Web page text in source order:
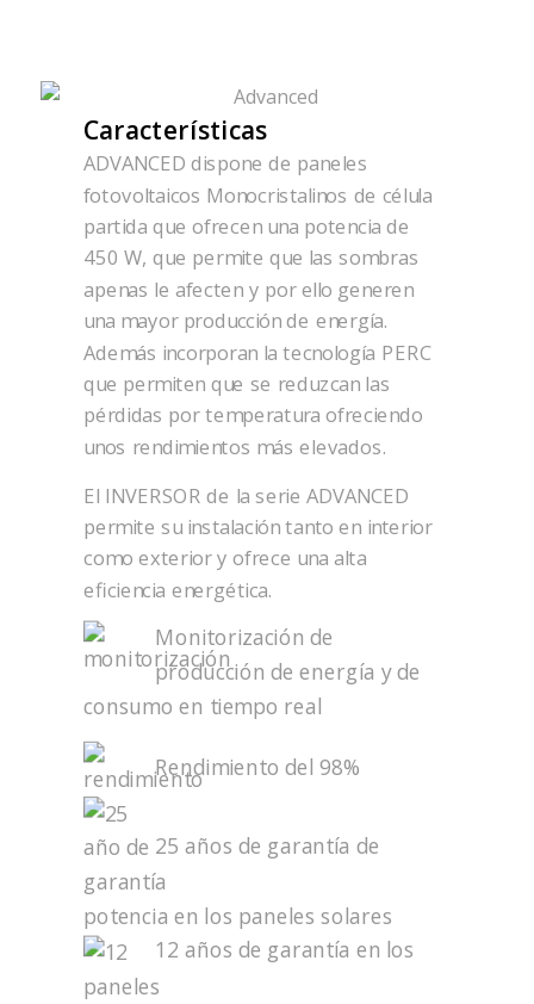
Características
ADVANCED dispone de paneles
fotovoltaicos Monocristalinos de célula
partida que ofrecen una potencia de
450 W, que permite que las sombras
apenas le afecten y por ello generen
una mayor producción de energía.
Además incorporan la tecnología PERC
que permiten que se reduzcan las
pérdidas por temperatura ofreciendo
unos rendimientos más elevados.
El INVERSOR de la serie ADVANCED
permite su instalación tanto en interior
como exterior y ofrece una alta
eficiencia energética.
Monitorización de
producción de energía y de
consumo en tiempo real
Rendimiento del 98%
25 años de garantía de
potencia en los paneles solares
12 años de garantía en los
paneles